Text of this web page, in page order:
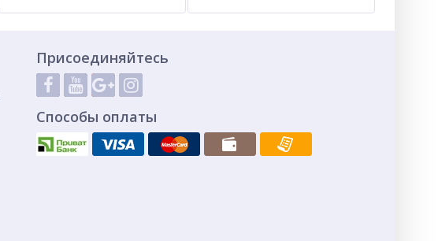
Присоединяйтесь
Способы оплаты